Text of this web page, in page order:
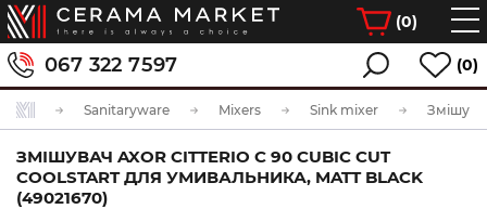
(0)
067 322 7597 (0)
Sanitaryware Mixers Sink mixer
ЗМІШУВАЧ AXOR CITTERIO C 90 CUBIC CUT
COOLSTART ДЛЯ УМИВАЛЬНИКА, MATT BLACK
(49021670)